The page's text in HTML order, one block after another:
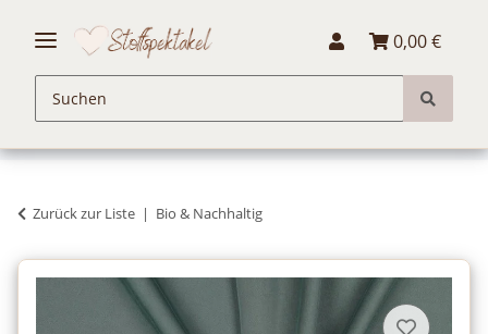
0,00 €
Zurück zur Liste Bio & Nachhaltig